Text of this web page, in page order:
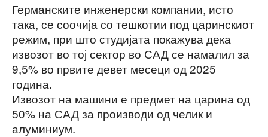
Германските инженерски компании, исто
така, се соочија со тешкотии под царинскиот
режим, при што студијата покажува дека
извозот во тој сектор во САД се намалил за
9,5% во првите девет месеци од 2025
година.
Извозот на машини е предмет на царина од
50% на САД за производи од челик и
алуминиум.